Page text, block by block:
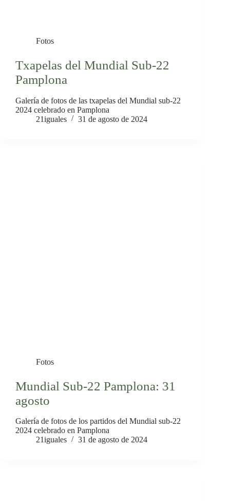
Fotos
Txapelas del Mundial Sub-22
Pamplona
Galería de fotos de las txapelas del Mundial sub-22
2024 celebrado en Pamplona
21iguales
31 de agosto de 2024
Fotos
Mundial Sub-22 Pamplona: 31
agosto
Galería de fotos de los partidos del Mundial sub-22
2024 celebrado en Pamplona
21iguales
31 de agosto de 2024